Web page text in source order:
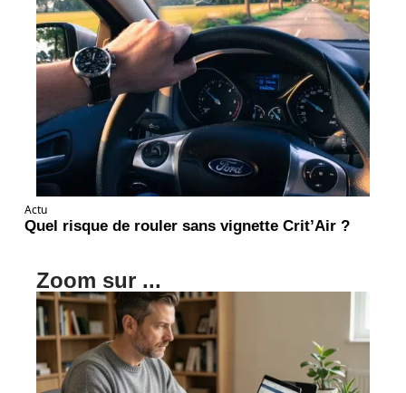
Actu
Quel risque de rouler sans vignette Crit’Air ?
Zoom sur ...